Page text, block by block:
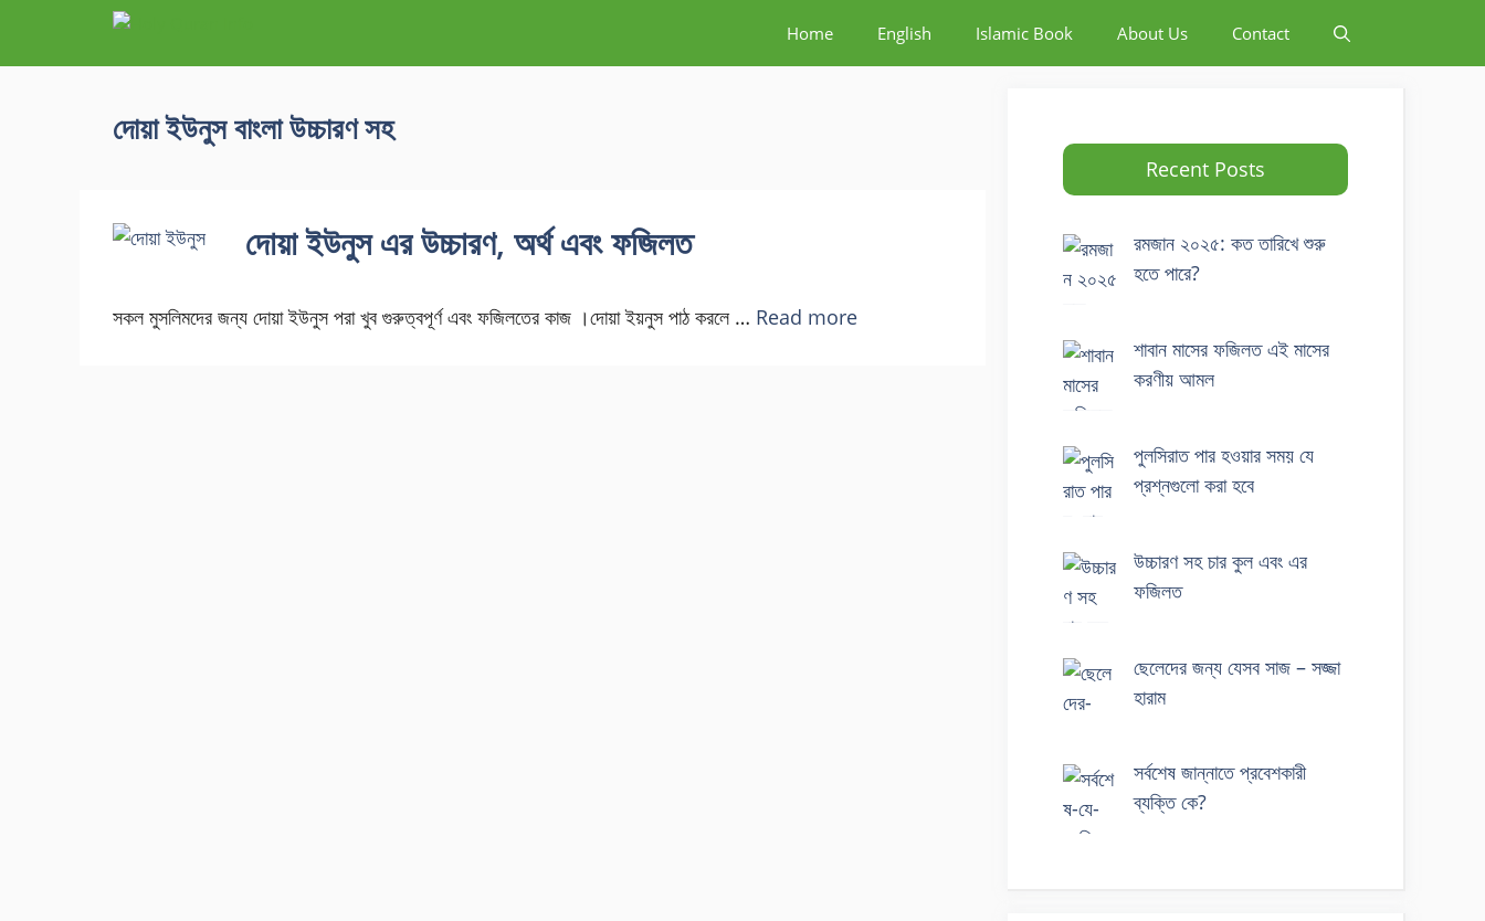
Home English Islamic Book About Us Contact
দোয়া ইউনুস বাংলা উচ্চারণ সহ
দোয়া ইউনুস এর উচ্চারণ, অর্থ এবং ফজিলত
সকল মুসলিমদের জন্য দোয়া ইউনুস পরা খুব গুরুত্বপূর্ণ এবং ফজিলতের কাজ ।দোয়া ইয়নুস পাঠ করলে … Read more
Recent Posts
রমজান ২০২৫: কত তারিখে শুরু
হতে পারে?
শাবান মাসের ফজিলত এই মাসের
করণীয় আমল
পুলসিরাত পার হওয়ার সময় যে
প্রশ্নগুলো করা হবে
উচ্চারণ সহ চার কুল এবং এর
ফজিলত
ছেলেদের জন্য যেসব সাজ – সজ্জা
হারাম
সর্বশেষ জান্নাতে প্রবেশকারী
ব্যক্তি কে?